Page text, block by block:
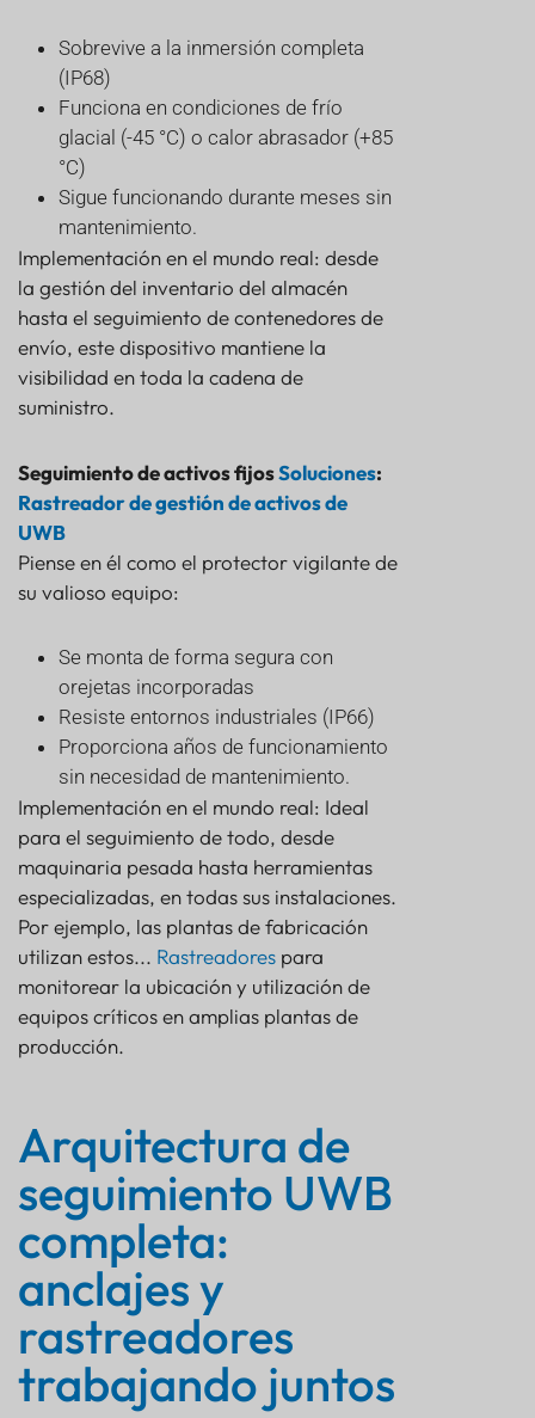
Sobrevive a la inmersión completa
(IP68)
Funciona en condiciones de frío
glacial (-45 °C) o calor abrasador (+85
°C)
Sigue funcionando durante meses sin
mantenimiento.
Implementación en el mundo real: desde
la gestión del inventario del almacén
hasta el seguimiento de contenedores de
envío, este dispositivo mantiene la
visibilidad en toda la cadena de
suministro.
Seguimiento de activos fijosSoluciones:
Rastreador de gestión de activos de
UWB
Piense en él como el protector vigilante de
su valioso equipo:
Se monta de forma segura con
orejetas incorporadas
Resiste entornos industriales (IP66)
Proporciona años de funcionamiento
sin necesidad de mantenimiento.
Implementación en el mundo real: Ideal
para el seguimiento de todo, desde
maquinaria pesada hasta herramientas
especializadas, en todas sus instalaciones.
Por ejemplo, las plantas de fabricación
utilizan estos... Rastreadores para
monitorear la ubicación y utilización de
equipos críticos en amplias plantas de
producción.
Arquitectura de
seguimiento UWB
completa:
anclajes y
rastreadores
trabajando juntos